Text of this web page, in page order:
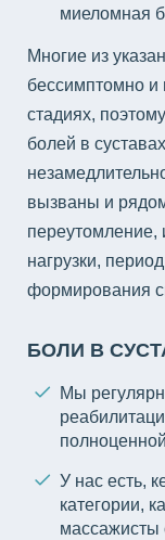
миеломная
Многие из
бессимптомно и
стадиях,
болей в
вызваны и
переутомление,
нагрузки,
формирования
БОЛИ В
Мы
У нас есть,
категории,
массажисты